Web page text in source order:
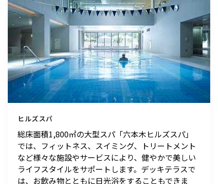
ヒルズスパ
総床面積1,800㎡の大型スパ「六本木ヒルズスパ」
では、フィットネス、スイミング、トリートメント
など様々な施設やサービスにより、健やかで美しい
ライフスタイルをサポートします。デッキテラスで
は、お飲み物とともに日光浴をすることもできま